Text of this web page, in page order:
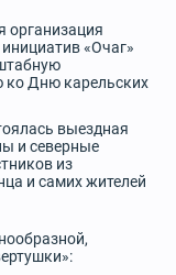
организация
«Очаг»
ко Дню карельских
выездная
и северные
из
и самих жителей